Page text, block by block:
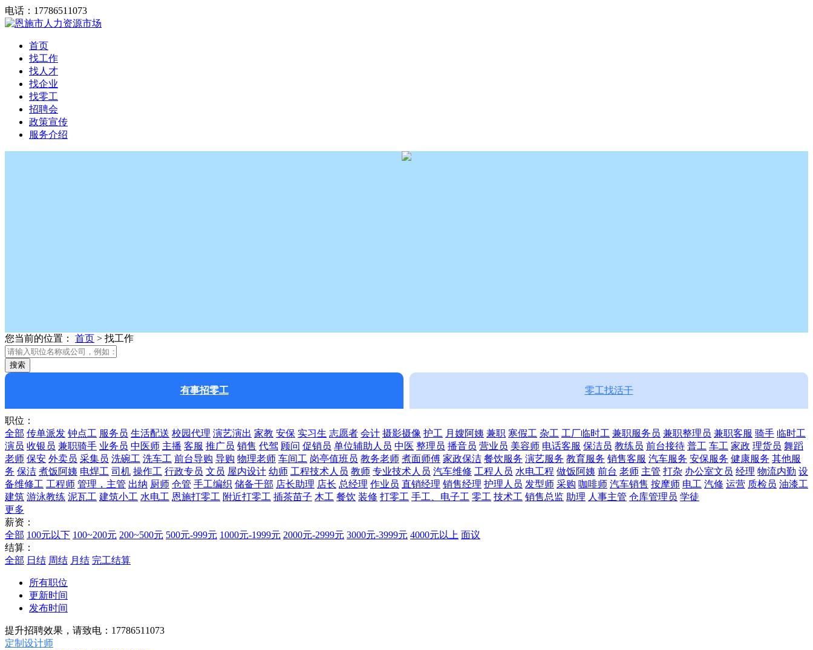
电话：17786511073
首页
找工作
找人才
找企业
找零工
招聘会
政策宣传
服务介绍
您当前的位置： 首页 > 找工作
有事招零工 零工找活干
职位：
全部 传单派发 钟点工 服务员 生活配送 校园代理 演艺演出 家教 安保 实习生 志愿者 会计 摄影摄像 护工 月嫂阿姨 兼职 寒假工 杂工 工厂临时工 兼职服务员 兼职整理员 兼职客服 骑手 临时工
演员 收银员 兼职骑手 业务员 中医师 主播 客服 推广员 销售 代驾 顾问 促销员 单位辅助人员 中医 整理员 播音员 营业员 美容师 电话客服 保洁员 教练员 前台接待 普工 车工 家政 理货员 舞蹈
老师 保安 外卖员 采集员 洗碗工 洗车工 前台导购 导购 物理老师 车间工 岗亭值班员 教务老师 煮面师傅 家政保洁 餐饮服务 演艺服务 教育服务 销售客服 汽车服务 安保服务 健康服务 其他服
务 保洁 煮饭阿姨 电焊工 司机 操作工 行政专员 文员 屋内设计 幼师 工程技术人员 教师 专业技术人员 汽车维修 工程人员 水电工程 做饭阿姨 前台 老师 主管 打杂 办公室文员 经理 物流内勤 设
备维修工 工程师 管理，主管 出纳 厨师 仓管 手工编织 储备干部 店长助理 店长 总经理 作业员 直销经理 销售经理 护理人员 发型师 采购 咖啡师 汽车销售 按摩师 电工 汽修 运营 质检员 油漆工
建筑 游泳教练 泥瓦工 建筑小工 水电工 恩施打零工 附近打零工 插茶苗子 木工 餐饮 装修 打零工 手工、电子工 零工 技术工 销售总监 助理 人事主管 仓库管理员 学徒
更多
薪资：
全部 100元以下 100~200元 200~500元 500元-999元 1000元-1999元 2000元-2999元 3000元-3999元 4000元以上 面议
结算：
全部 日结 周结 月结 完工结算
所有职位
更新时间
发布时间
提升招聘效果，请致电：17786511073
定制设计师